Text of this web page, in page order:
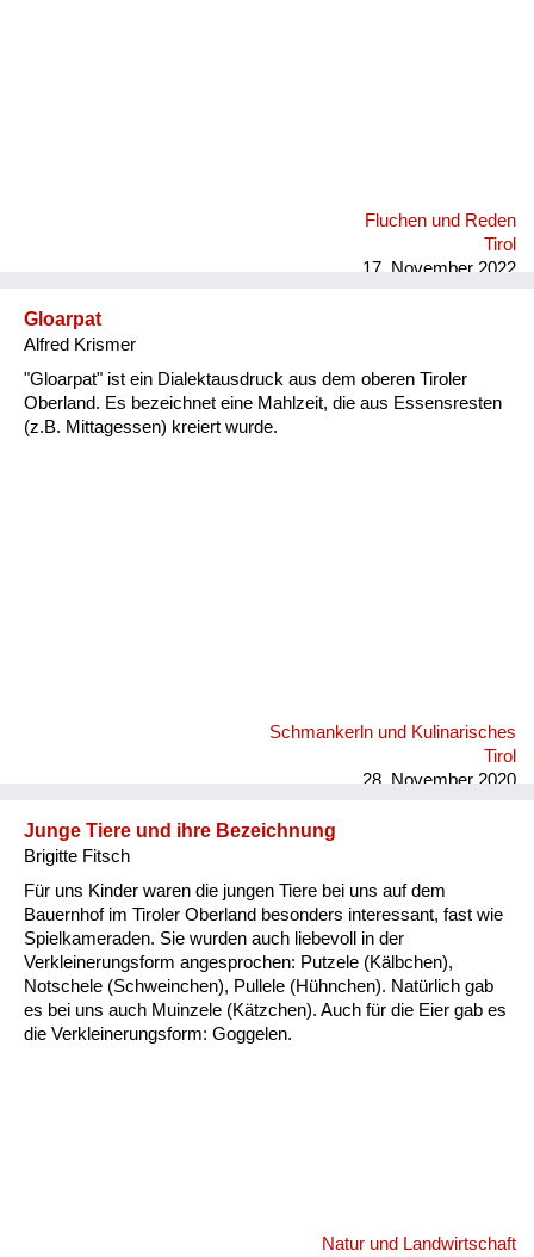
Fluchen und Reden
Tirol
17. November 2022
Gloarpat
Alfred Krismer
"Gloarpat" ist ein Dialektausdruck aus dem oberen Tiroler
Oberland. Es bezeichnet eine Mahlzeit, die aus Essensresten
(z.B. Mittagessen) kreiert wurde.
Schmankerln und Kulinarisches
Tirol
28. November 2020
Junge Tiere und ihre Bezeichnung
Brigitte Fitsch
Für uns Kinder waren die jungen Tiere bei uns auf dem
Bauernhof im Tiroler Oberland besonders interessant, fast wie
Spielkameraden. Sie wurden auch liebevoll in der
Verkleinerungsform angesprochen: Putzele (Kälbchen),
Notschele (Schweinchen), Pullele (Hühnchen). Natürlich gab
es bei uns auch Muinzele (Kätzchen). Auch für die Eier gab es
die Verkleinerungsform: Goggelen.
Natur und Landwirtschaft